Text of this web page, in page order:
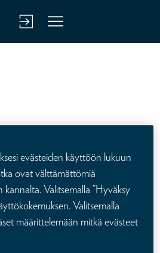
Kirj
aud
luu
n
Vali
kko
vääriä mielikuvia ja uskomuksia.
yleisintä.
artikkelinostohenkivakuutukseen
evästeiden käyttöön lukuun
ovat välttämättömiä
Valitsemalla ”Hyväksy
Valitsemalla
määrittelemään mitkä evästeet